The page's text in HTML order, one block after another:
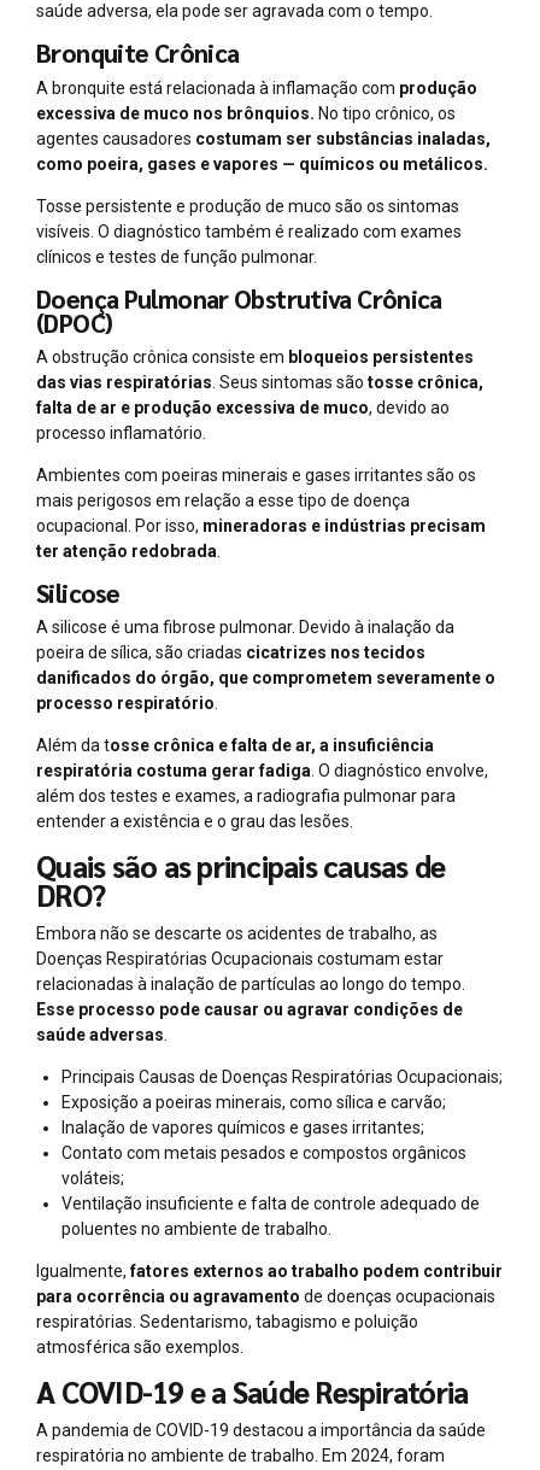
saúde adversa, ela pode ser agravada com o tempo.
Bronquite Crônica
A bronquite está relacionada à inflamação com produção
excessiva de muco nos brônquios. No tipo crônico, os
agentes causadores costumam ser substâncias inaladas,
como poeira, gases e vapores — químicos ou metálicos.
Tosse persistente e produção de muco são os sintomas
visíveis. O diagnóstico também é realizado com exames
clínicos e testes de função pulmonar.
Doença Pulmonar Obstrutiva Crônica
(DPOC)
A obstrução crônica consiste em bloqueios persistentes
das vias respiratórias . Seus sintomas são tosse crônica,
falta de ar e produção excessiva de muco, devido ao
processo inflamatório.
Ambientes com poeiras minerais e gases irritantes são os
mais perigosos em relação a esse tipo de doença
ocupacional. Por isso, mineradoras e indústrias precisam
ter atenção redobrada
Silicose
A silicose é uma fibrose pulmonar. Devido à inalação da
poeira de sílica, são criadas cicatrizes nos tecidos
danificados do órgão, que comprometem severamente o
processo respiratório.
Além da tosse crônica e falta de ar, a insuficiência
respiratória costuma gerar fadiga. O diagnóstico envolve,
além dos testes e exames, a radiografia pulmonar para
entender a existência e o grau das lesões.
Quais são as principais causas de
DRO?
Embora não se descarte os acidentes de trabalho, as
Doenças Respiratórias Ocupacionais costumam estar
relacionadas à inalação de partículas ao longo do tempo.
Esse processo pode causar ou agravar condições de
saúde adversas
Principais Causas de Doenças Respiratórias Ocupacionais;
Exposição a poeiras minerais, como sílica e carvão;
Inalação de vapores químicos e gases irritantes;
Contato com metais pesados e compostos orgânicos
voláteis;
Ventilação insuficiente e falta de controle adequado de
poluentes no ambiente de trabalho.
Igualmente,fatores externos ao trabalho podem contribuir
para ocorrência ou agravamento de doenças ocupacionais
respiratórias. Sedentarismo, tabagismo e poluição
atmosférica são exemplos.
A COVID-19 e a Saúde Respiratória
A pandemia de COVID-19 destacou a importância da saúde
respiratória no ambiente de trabalho. Em 2024, foram